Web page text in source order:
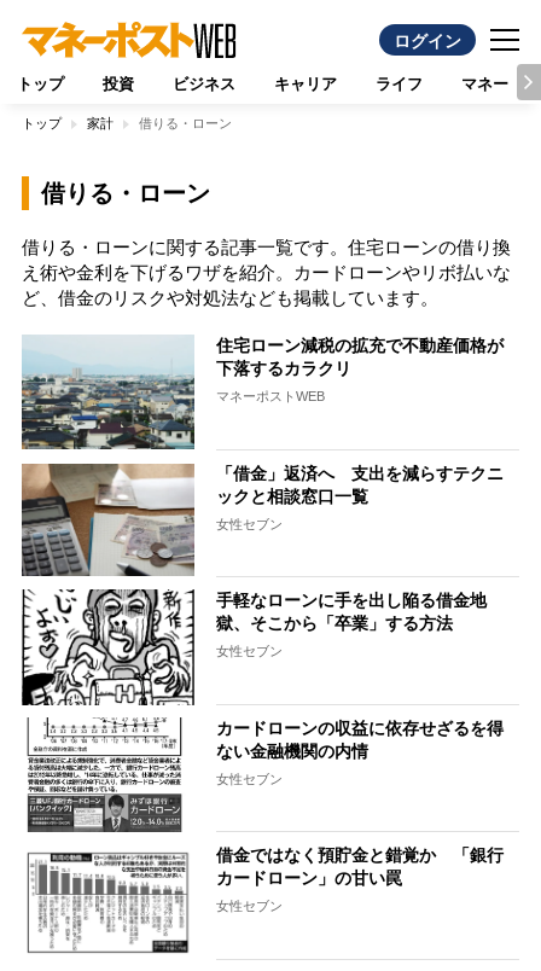
ログイン
トップ 投資 ビジネス キャリア ライフ マネー
トップ 家計 借りる・ローン
借りる・ローン
借りる・ローンに関する記事一覧です。住宅ローンの借り換
え術や金利を下げるワザを紹介。カードローンやリボ払いな
ど、借金のリスクや対処法なども掲載しています。
住宅ローン減税の拡充で不動産価格が
下落するカラクリ
マネーポストWEB
「借金」返済へ 支出を減らすテクニ
ックと相談窓口一覧
女性セブン
手軽なローンに手を出し陥る借金地
獄、そこから「卒業」する方法
女性セブン
カードローンの収益に依存せざるを得
ない金融機関の内情
女性セブン
借金ではなく預貯金と錯覚か 「銀行
カードローン」の甘い罠
女性セブン